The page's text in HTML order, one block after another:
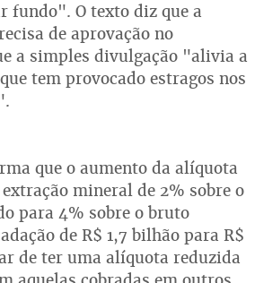
fundo". O texto diz que a
de aprovação no
a simples divulgação "alivia a
tem provocado estragos nos
que o aumento da alíquota
mineral de 2% sobre o
para 4% sobre o bruto
de R$ 1,7 bilhão para R$
de ter uma alíquota reduzida